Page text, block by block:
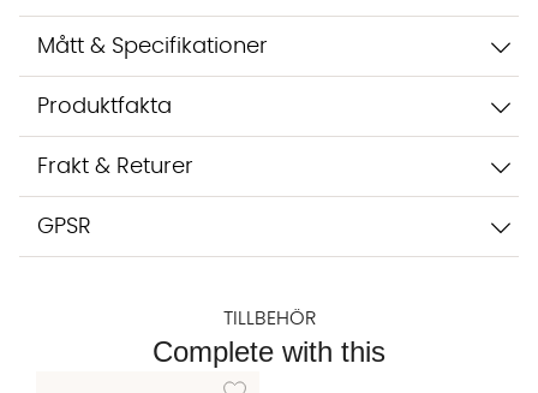
Mått & Specifikationer
Produktfakta
Frakt & Returer
GPSR
TILLBEHÖR
Complete with this
Lägg till i önskelista: RIB Bänk 2-sits Bambu
Jag godkänner att konversationen sparas
Starta chatten